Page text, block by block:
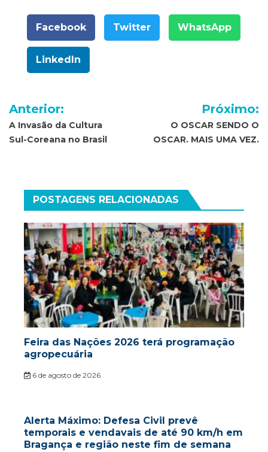
Facebook Twitter WhatsApp
LinkedIn
Navegação
de
Anterior:
A Invasão da Cultura
Sul-Coreana no Brasil
Próximo:
O OSCAR SENDO O
OSCAR. MAIS UMA VEZ.
POSTAGENS RELACIONADAS
Feira das Nações 2026 terá programação
agropecuária
6 de agosto de 2026
Alerta Máximo: Defesa Civil prevê
temporais e vendavais de até 90 km/h em
Bragança e região neste fim de semana